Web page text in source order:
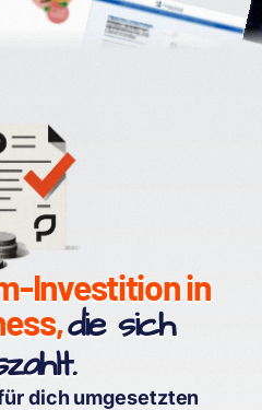
Investition in
die sich
dich umgesetzten